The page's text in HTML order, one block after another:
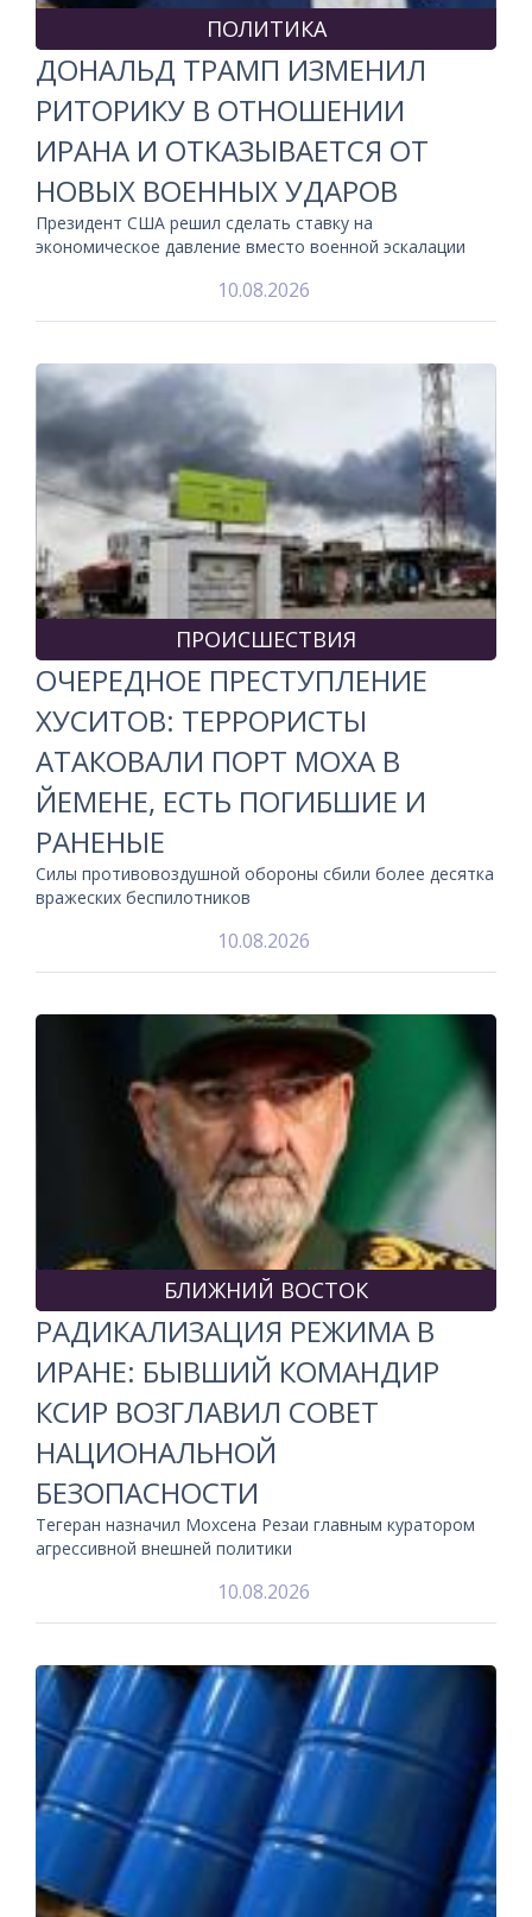
ПОЛИТИКА
ДОНАЛЬД ТРАМП ИЗМЕНИЛ
РИТОРИКУ В ОТНОШЕНИИ
ИРАНА И ОТКАЗЫВАЕТСЯ ОТ
НОВЫХ ВОЕННЫХ УДАРОВ
Президент США решил сделать ставку на
экономическое давление вместо военной эскалации
10.08.2026
ПРОИСШЕСТВИЯ
ОЧЕРЕДНОЕ ПРЕСТУПЛЕНИЕ
ХУСИТОВ: ТЕРРОРИСТЫ
АТАКОВАЛИ ПОРТ МОХА В
ЙЕМЕНЕ, ЕСТЬ ПОГИБШИЕ И
РАНЕНЫЕ
Силы противовоздушной обороны сбили более десятка
вражеских беспилотников
10.08.2026
БЛИЖНИЙ ВОСТОК
РАДИКАЛИЗАЦИЯ РЕЖИМА В
ИРАНЕ: БЫВШИЙ КОМАНДИР
КСИР ВОЗГЛАВИЛ СОВЕТ
НАЦИОНАЛЬНОЙ
БЕЗОПАСНОСТИ
Тегеран назначил Мохсена Резаи главным куратором
агрессивной внешней политики
10.08.2026